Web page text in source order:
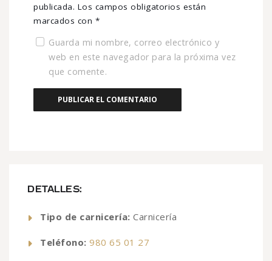
DETALLES:
Tipo de carnicería: Carnicería
Teléfono: 980 65 01 27
publicada. Los campos obligatorios están
marcados con *
Guarda mi nombre, correo electrónico y
web en este navegador para la próxima vez
que comente.